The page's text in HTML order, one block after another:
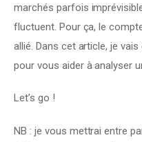
marchés parfois
fluctuent. Pour ça, le
allié. Dans cet article, je
pour vous aider à analyser
Let’s go !
NB : je vous mettrai entre